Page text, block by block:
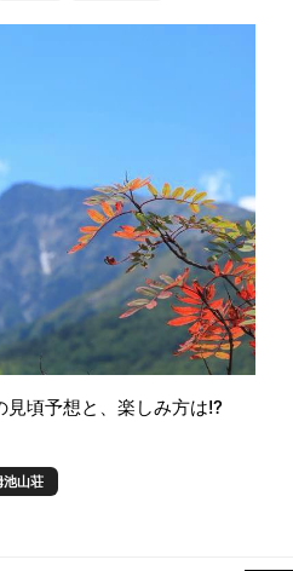
頃予想と、楽しみ方は!?
池山荘